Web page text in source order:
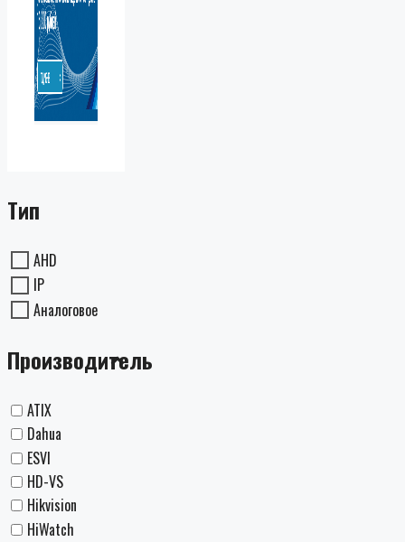
Тип
AHD
IP
Аналоговое
Производитель
ATIX
Dahua
ESVI
HD-VS
Hikvision
HiWatch